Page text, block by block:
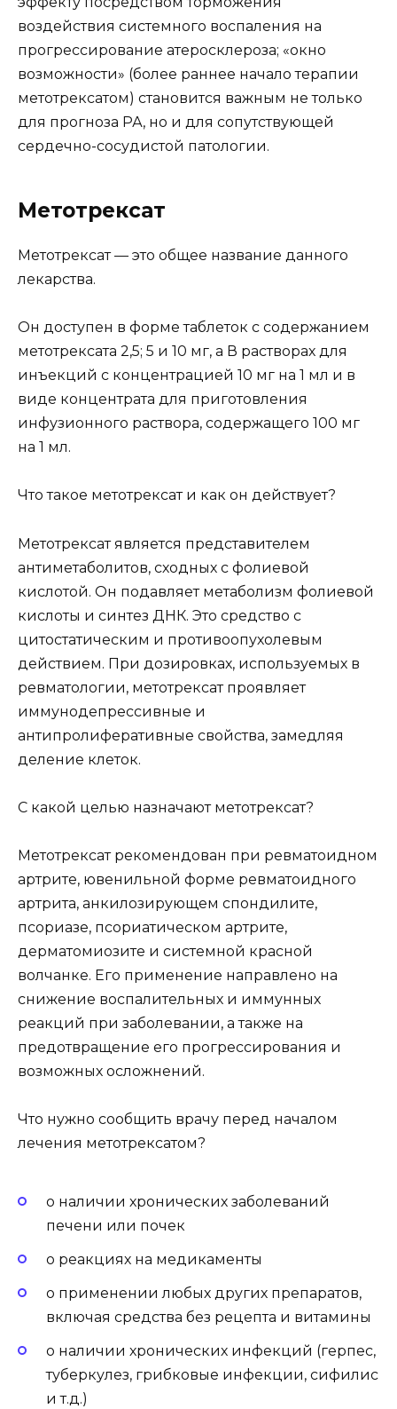
воздействия системного воспаления на
прогрессирование атеросклероза; «окно
возможности» (более раннее начало терапии
метотрексатом) становится важным не только
для прогноза РА, но и для сопутствующей
сердечно-сосудистой патологии.
Метотрексат
Метотрексат — это общее название данного
лекарства.
Он доступен в форме таблеток с содержанием
метотрексата 2,5; 5 и 10 мг, а В растворах для
инъекций с концентрацией 10 мг на 1 мл и в
виде концентрата для приготовления
инфузионного раствора, содержащего 100 мг
на 1 мл.
Что такое метотрексат и как он действует?
Метотрексат является представителем
антиметаболитов, сходных с фолиевой
кислотой. Он подавляет метаболизм фолиевой
кислоты и синтез ДНК. Это средство с
цитостатическим и противоопухолевым
действием. При дозировках, используемых в
ревматологии, метотрексат проявляет
иммунодепрессивные и
антипролиферативные свойства, замедляя
деление клеток.
С какой целью назначают метотрексат?
Метотрексат рекомендован при ревматоидном
артрите, ювенильной форме ревматоидного
артрита, анкилозирующем спондилите,
псориазе, псориатическом артрите,
дерматомиозите и системной красной
волчанке. Его применение направлено на
снижение воспалительных и иммунных
реакций при заболевании, а также на
предотвращение его прогрессирования и
возможных осложнений.
Что нужно сообщить врачу перед началом
лечения метотрексатом?
о наличии хронических заболеваний
печени или почек
о реакциях на медикаменты
о применении любых других препаратов,
включая средства без рецепта и витамины
о наличии хронических инфекций (герпес,
туберкулез, грибковые инфекции, сифилис
и т.д.)